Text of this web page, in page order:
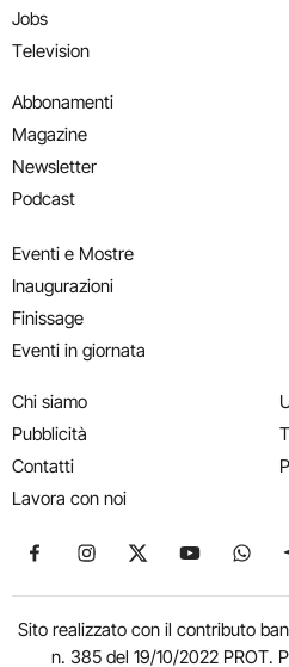
Jobs
Television
Abbonamenti
Magazine
Newsletter
Podcast
Eventi e Mostre
Inaugurazioni
Finissage
Eventi in giornata
Chi siamo
Pubblicità
Contatti
Lavora con noi
Seguici su Facebook
Seguici su Instagram
Seguici su X
Seguici su
Sito realizzato con il contributo
n. 385 del 19/10/2022 PROT.